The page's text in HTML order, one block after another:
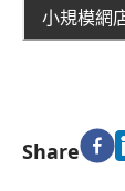
小規模網
Share